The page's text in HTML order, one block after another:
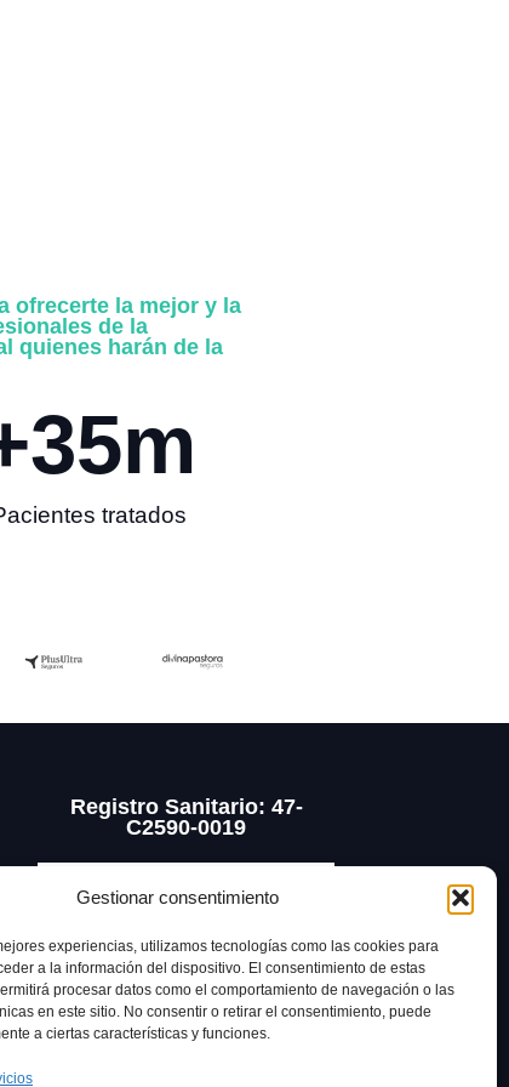
Gestionar consentimiento
experiencias, utilizamos tecnologías como las cookies para
a la información del dispositivo. El consentimiento de estas
procesar datos como el comportamiento de navegación o las
en este sitio. No consentir o retirar el consentimiento, puede
a ciertas características y funciones.
ofrecerte la mejor y la
de la
quienes harán de la
tratados
35m
Registro Sanitario: 47-
C2590-0019